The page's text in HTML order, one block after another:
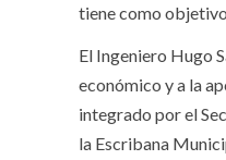
tiene como
El Ingeniero Hugo
económico y a la
integrado por el
la Escribana